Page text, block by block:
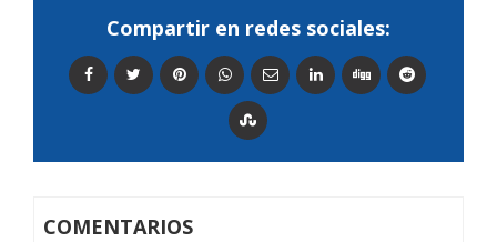
Compartir en redes sociales:
COMENTARIOS